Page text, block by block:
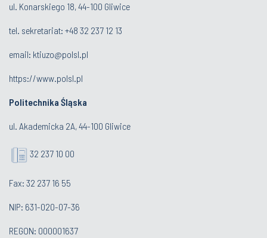
ul. Konarskiego 18, 44-100 Gliwice
tel. sekretariat: +48 32 237 12 13
email: ktiuzo@polsl.pl
https://www.polsl.pl
Politechnika Śląska
ul. Akademicka 2A, 44-100 Gliwice
32 237 10 00
Fax: 32 237 16 55
NIP: 631-020-07-36
REGON: 000001637